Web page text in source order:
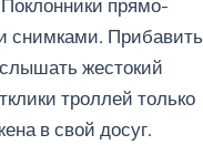
прямо-
снимками. Прибавить
жестокий
троллей только
в свой досуг.